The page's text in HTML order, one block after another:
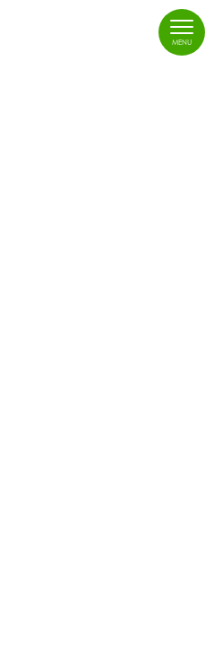
なし）：リハ
方へは、入職後1年経過時、以
ます。